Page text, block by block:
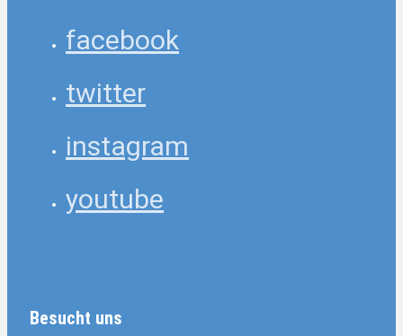
facebook
twitter
instagram
youtube
Besucht uns